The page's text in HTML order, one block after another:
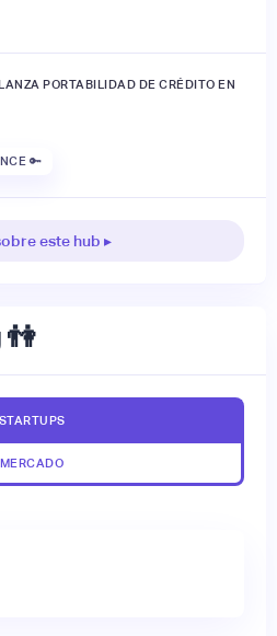
PORTABILIDAD DE CRÉDITO EN
🔑
este hub ▸
👫
STARTUPS
MERCADO